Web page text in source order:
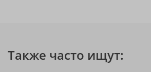
Также часто ищут: